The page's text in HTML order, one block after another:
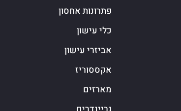
פתרונות אחסון
כלי עישון
אביזרי עישון
אקססוריז
מארזים